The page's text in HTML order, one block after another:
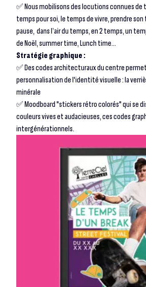
✅ Nous mobilisons des locutions connues
temps pour soi, le temps de vivre, prendre
pause, dans l’air du temps, en 2 temps, un
de Noël, summer time, Lunch time...
Stratégie graphique :
✅ Des codes architecturaux du centre
personnalisation de l'identité visuelle : la
minérale
✅ Moodboard "stickers rétro colorés" qui se
couleurs vives et audacieuses, ces codes
intergénérationnels.